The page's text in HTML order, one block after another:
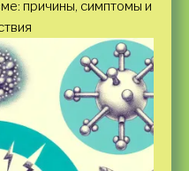
причины, симптомы и